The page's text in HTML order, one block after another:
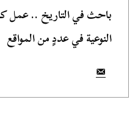
باحث في التاريخ .. عمل
النوعية في عددٍ من المواقع